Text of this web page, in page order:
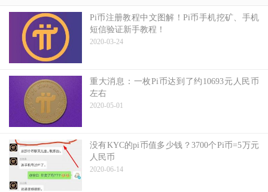
Pi币注册教程中文图解！Pi币手机挖矿、手机
短信验证新手教程！
2020-03-24
重大消息：一枚Pi币达到了约10693元人民币
左右
2020-05-01
没有KYC的pi币值多少钱？3700个Pi币=5万元
人民币
2020-06-14